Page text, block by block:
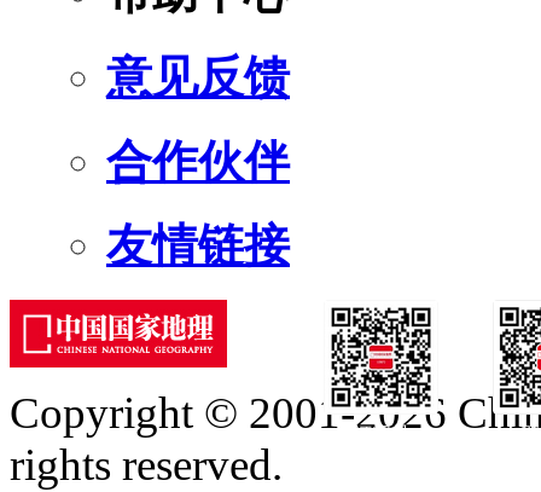
意见反馈
合作伙伴
友情链接
订阅号
Copyright © 2001-2026
rights reserved.